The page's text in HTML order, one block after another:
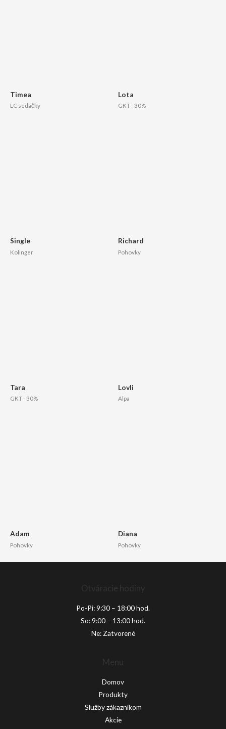
Timea
LC sedačky
Lota
GKT - 30%
Single
Kolinger
Richard
Pohovky
Tara
GKT - 30%
Lovli
Alpa
Adam
Pohovky
Diana
Pohovky
Otváracie hodiny
Po-Pi: 9:30 – 18:00 hod.
So: 9:00 – 13:00 hod.
Ne: Zatvorené
Menu
Domov
Produkty
Služby zákazníkom
Akcie